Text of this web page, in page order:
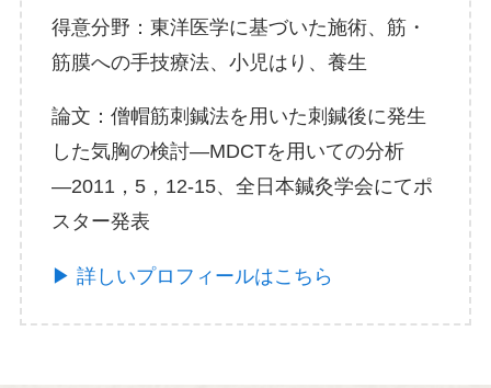
得意分野：東洋医学に基づいた施術、筋・
筋膜への手技療法、小児はり、養生
論文：僧帽筋刺鍼法を用いた刺鍼後に発生
した気胸の検討―MDCTを用いての分析
―2011，5，12-15、全日本鍼灸学会にてポ
スター発表
▶ 詳しいプロフィールはこちら